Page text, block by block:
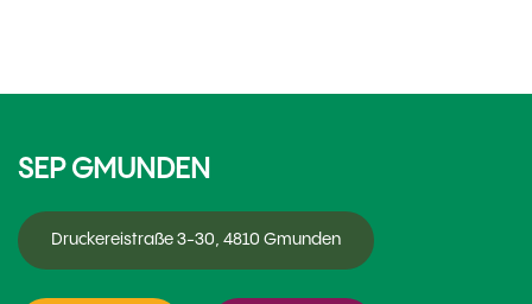
SEP GMUNDEN
Druckereistraße 3-30, 4810 Gmunden